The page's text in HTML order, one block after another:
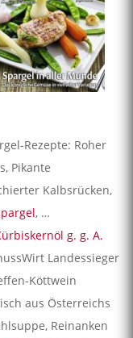
Rezepte: Roher
Pikante
Kalbsrücken,
, …
g. g. A.
Landessieger
Köttwein
aus Österreichs
Reinanken